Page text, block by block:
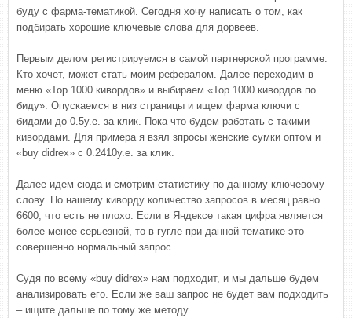
буду с фарма-тематикой. Сегодня хочу написать о том, как
подбирать хорошие ключевые слова для дорвеев.
Первым делом регистрируемся в самой партнерской программе.
Кто хочет, может стать моим рефералом. Далее переходим в
меню «Top 1000 кивордов» и выбираем «Top 1000 кивордов по
биду». Опускаемся в низ страницы и ищем фарма ключи с
бидами до 0.5у.е. за клик. Пока что будем работать с такими
кивордами. Для примера я взял зпросы женские сумки оптом и
«buy didrex» с 0.2410у.е. за клик.
Далее идем сюда и смотрим статистику по данному ключевому
слову. По нашему киворду количество запросов в месяц равно
6600, что есть не плохо. Если в Яндексе такая цифра является
более-менее серьезной, то в гугле при данной тематике это
совершенно нормальный запрос.
Судя по всему «buy didrex» нам подходит, и мы дальше будем
анализировать его. Если же ваш запрос не будет вам подходить
– ищите дальше по тому же методу.